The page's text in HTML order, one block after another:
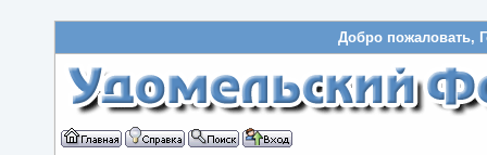
Добро пожаловать,